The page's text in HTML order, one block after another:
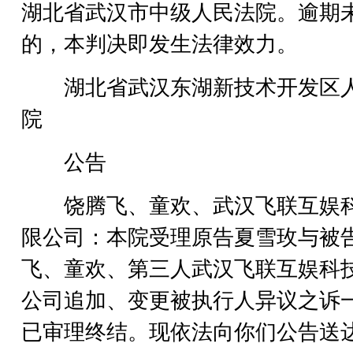
湖北省武汉市中级人民法院。逾期
的，本判决即发生法律效力。
湖北省武汉东湖新技术开发区
院
公告
饶腾飞、童欢、武汉飞联互娱
限公司：本院受理原告夏雪玫与被
飞、童欢、第三人武汉飞联互娱科
公司追加、变更被执行人异议之诉
已审理终结。现依法向你们公告送